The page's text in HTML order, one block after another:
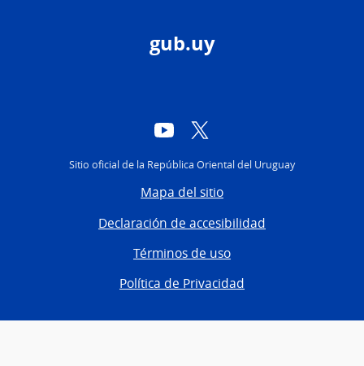
gub.uy
YouTube
Sitio oficial de la República Oriental del Uruguay
Mapa del sitio
Declaración de accesibilidad
Términos de uso
Política de Privacidad